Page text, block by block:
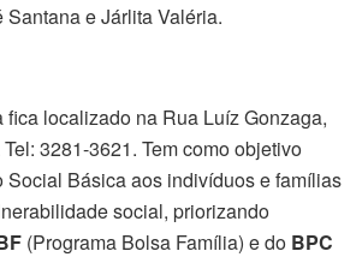
e Járlita Valéria.
fica localizado na Rua Luíz Gonzaga,
3281-3621. Tem como objetivo
Social Básica aos indivíduos e famílias
social, priorizando
(Programa Bolsa Família) e do BPC